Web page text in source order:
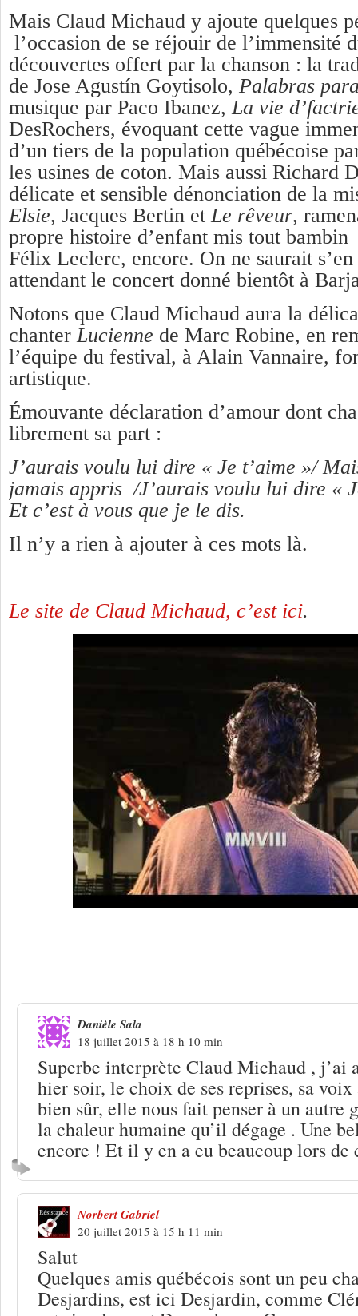
Mais Claud Michaud y ajoute quelques
l’occasion de se réjouir de l’immensité
découvertes offert par la chanson : la
de Jose Agustín Goytisolo, Palabras
musique par Paco Ibanez, La vie
DesRochers, évoquant cette vague
d’un tiers de la population québécoise
les usines de coton. Mais aussi Richard
délicate et sensible dénonciation de la
Elsie, Jacques Bertin et Le rêveur,
propre histoire d’enfant mis tout bambin
Félix Leclerc, encore. On ne saurait
attendant le concert donné bientôt à
Notons que Claud Michaud aura la
chanter Lucienne de Marc Robine, en
l’équipe du festival, à Alain Vannaire,
artistique.
Émouvante déclaration d’amour dont
librement sa part :
J’aurais voulu lui dire « Je t’aime »/
jamais appris /J’aurais voulu lui dire «
Et c’est à vous que je le dis.
Il n’y a rien à ajouter à ces mots là.
Le site de Claud Michaud, c’est ici.
Danièle Sala
18 juillet 2015 à 18 h 10 min
Superbe interprète Claud Michaud , j’ai
hier soir, le choix de ses reprises, sa
bien sûr, elle nous fait penser à un autre
la chaleur humaine qu’il dégage . Une
encore ! Et il y en a eu beaucoup lors de
Norbert Gabriel
20 juillet 2015 à 15 h 11 min
Salut
Quelques amis québécois sont un peu
Desjardins, est ici Desjardin, comme